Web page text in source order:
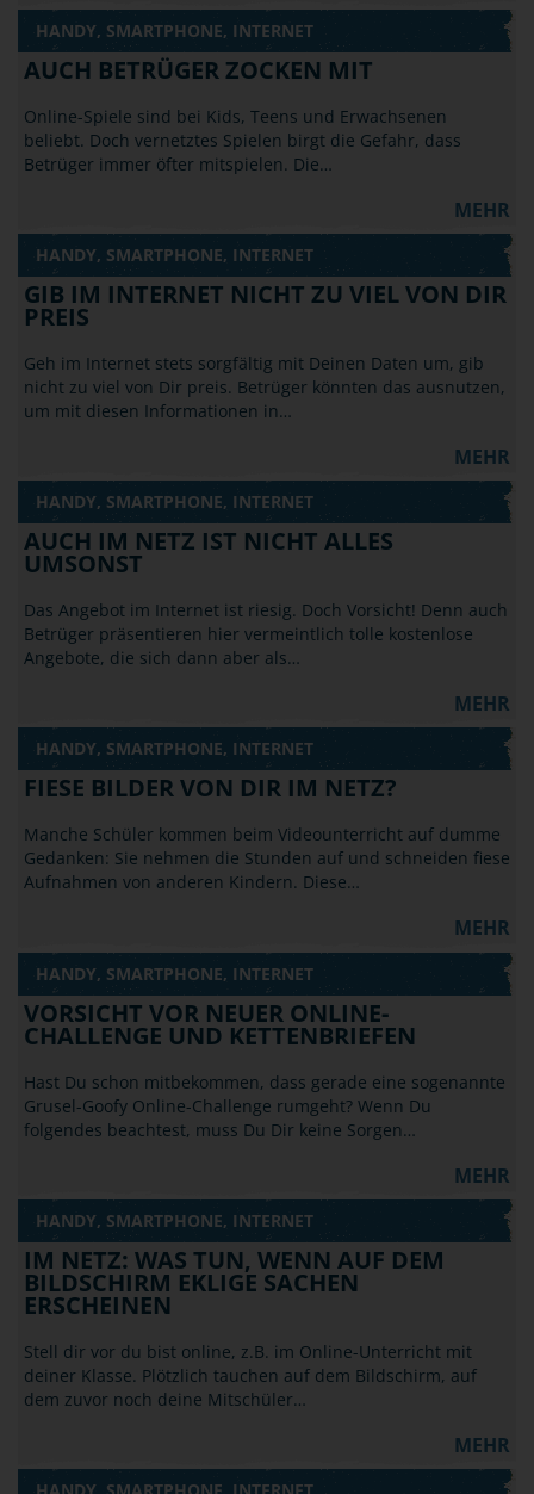
HANDY, SMARTPHONE, INTERNET
AUCH BETRÜGER ZOCKEN MIT
Online-Spiele sind bei Kids, Teens und Erwachsenen
beliebt. Doch vernetztes Spielen birgt die Gefahr, dass
Betrüger immer öfter mitspielen. Die…
MEHR
HANDY, SMARTPHONE, INTERNET
GIB IM INTERNET NICHT ZU VIEL VON DIR
PREIS
Geh im Internet stets sorgfältig mit Deinen Daten um, gib
nicht zu viel von Dir preis. Betrüger könnten das ausnutzen,
um mit diesen Informationen in…
MEHR
HANDY, SMARTPHONE, INTERNET
AUCH IM NETZ IST NICHT ALLES
UMSONST
Das Angebot im Internet ist riesig. Doch Vorsicht! Denn auch
Betrüger präsentieren hier vermeintlich tolle kostenlose
Angebote, die sich dann aber als…
MEHR
HANDY, SMARTPHONE, INTERNET
FIESE BILDER VON DIR IM NETZ?
Manche Schüler kommen beim Videounterricht auf dumme
Gedanken: Sie nehmen die Stunden auf und schneiden fiese
Aufnahmen von anderen Kindern. Diese…
MEHR
HANDY, SMARTPHONE, INTERNET
VORSICHT VOR NEUER ONLINE-
CHALLENGE UND KETTENBRIEFEN
Hast Du schon mitbekommen, dass gerade eine sogenannte
Grusel-Goofy Online-Challenge rumgeht? Wenn Du
folgendes beachtest, muss Du Dir keine Sorgen…
MEHR
HANDY, SMARTPHONE, INTERNET
IM NETZ: WAS TUN, WENN AUF DEM
BILDSCHIRM EKLIGE SACHEN
ERSCHEINEN
Stell dir vor du bist online, z.B. im Online-Unterricht mit
deiner Klasse. Plötzlich tauchen auf dem Bildschirm, auf
dem zuvor noch deine Mitschüler…
MEHR